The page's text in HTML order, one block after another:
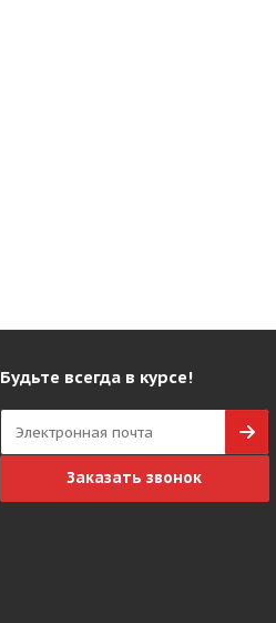
Будьте всегда в курсе!
Заказать звонок